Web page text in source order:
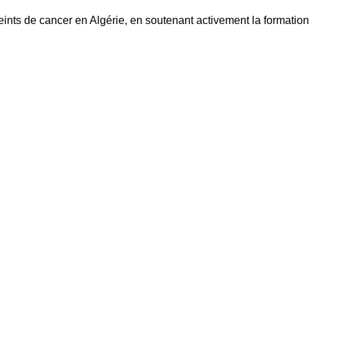
de cancer en Algérie, en soutenant activement la formation